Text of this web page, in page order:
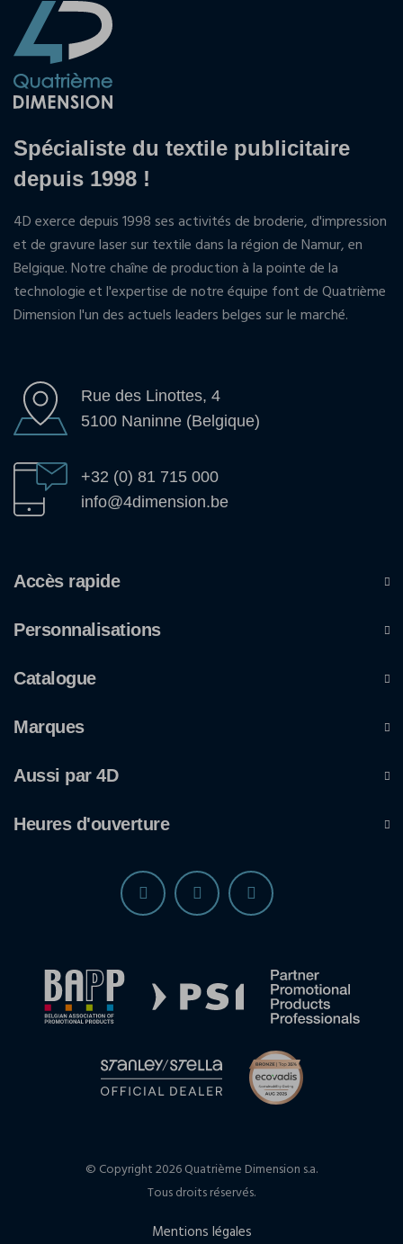
Spécialiste du textile publicitaire
depuis 1998 !
4D exerce depuis 1998 ses activités de broderie, d'impression
et de gravure laser sur textile dans la région de Namur, en
Belgique. Notre chaîne de production à la pointe de la
technologie et l'expertise de notre équipe font de Quatrième
Dimension l'un des actuels leaders belges sur le marché.
Rue des Linottes, 4
5100 Naninne (Belgique)
+32 (0) 81 715 000
info@4dimension.be
Accès rapide
Personnalisations
Catalogue
Marques
Aussi par 4D
Heures d'ouverture
© Copyright 2026 Quatrième Dimension s.a.
Tous droits réservés.
Mentions légales